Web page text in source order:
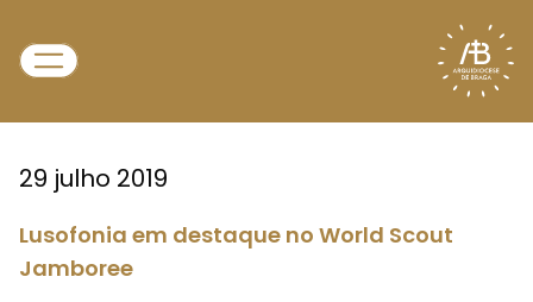
29 julho 2019
Lusofonia em destaque no World Scout
Jamboree